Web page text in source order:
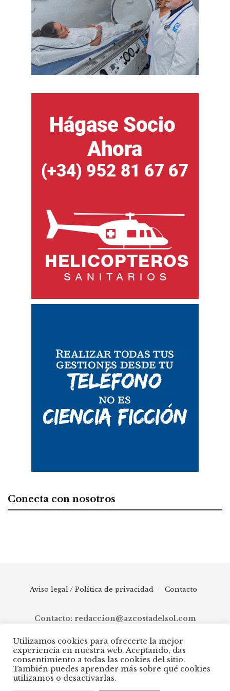
Conecta con nosotros
Aviso legal / Política de privacidad Contacto
Contacto: redaccion@azcostadelsol.com
© 2025 AZ Costa del Sol - Diario digital de Málaga capital hasta
Manilva, pasando por Torremolinos, Benalmádena, Fuengirola,
Mijas, Ojén, Marbella, Istán, Benahavís, Estepona y Casares.
Utilizamos cookies para ofrecerte la mejor
experiencia en nuestra web. Aceptando, das
consentimiento a todas las cookies del sitio.
También puedes aprender más sobre qué cookies
utilizamos o desactivarlas.